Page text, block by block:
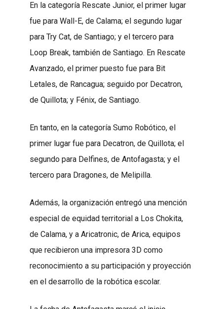
En la categoría Rescate Junior, el primer lugar
fue para Wall-E, de Calama; el segundo lugar
para Try Cat, de Santiago; y el tercero para
Loop Break, también de Santiago. En Rescate
Avanzado, el primer puesto fue para Bit
Letales, de Rancagua; seguido por Decatron,
de Quillota; y Fénix, de Santiago.
En tanto, en la categoría Sumo Robótico, el
primer lugar fue para Decatron, de Quillota; el
segundo para Delfines, de Antofagasta; y el
tercero para Dragones, de Melipilla.
Además, la organización entregó una mención
especial de equidad territorial a Los Chokita,
de Calama, y a Aricatronic, de Arica, equipos
que recibieron una impresora 3D como
reconocimiento a su participación y proyección
en el desarrollo de la robótica escolar.